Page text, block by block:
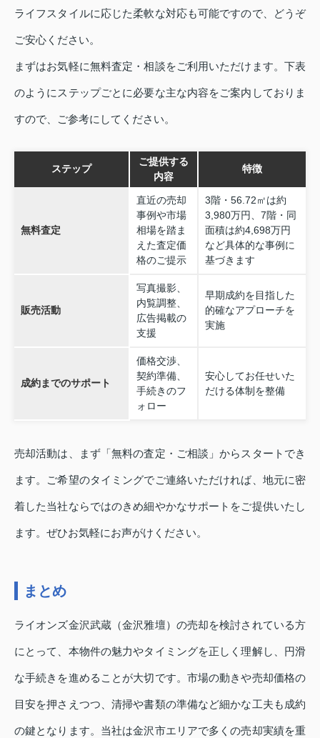
ライフスタイルに応じた柔軟な対応も可能ですので、どうぞ
ご安心ください。
まずはお気軽に無料査定・相談をご利用いただけます。下表
のようにステップごとに必要な主な内容をご案内しておりま
すので、ご参考にしてください。
ステップ
ご提供する
内容
特徴
無料査定
直近の売却
事例や市場
相場を踏ま
えた査定価
格のご提示
3階・56.72㎡は約
3,980万円、7階・同
面積は約4,698万円
など具体的な事例に
基づきます
販売活動
写真撮影、
内覧調整、
広告掲載の
支援
早期成約を目指した
的確なアプローチを
実施
成約までのサポート
価格交渉、
契約準備、
手続きのフ
ォロー
安心してお任せいた
だける体制を整備
売却活動は、まず「無料の査定・ご相談」からスタートでき
ます。ご希望のタイミングでご連絡いただければ、地元に密
着した当社ならではのきめ細やかなサポートをご提供いたし
ます。ぜひお気軽にお声がけください。
まとめ
ライオンズ金沢武蔵（金沢雅壇）の売却を検討されている方
にとって、本物件の魅力やタイミングを正しく理解し、円滑
な手続きを進めることが大切です。市場の動きや売却価格の
目安を押さえつつ、清掃や書類の準備など細かな工夫も成約
の鍵となります。当社は金沢市エリアで多くの売却実績を重